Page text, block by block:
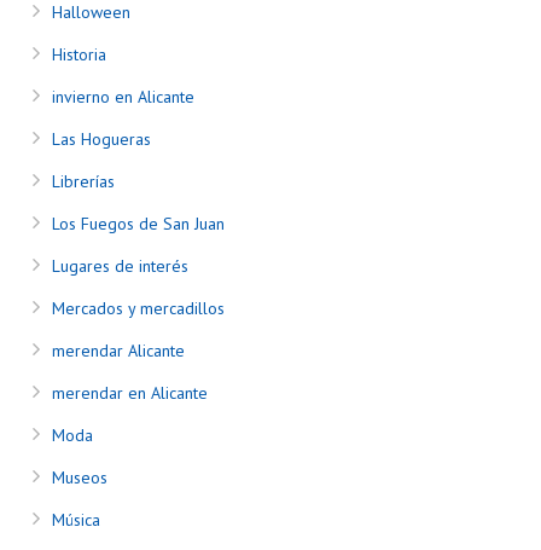
Halloween
Historia
invierno en Alicante
Las Hogueras
Librerías
Los Fuegos de San Juan
Lugares de interés
Mercados y mercadillos
merendar Alicante
merendar en Alicante
Moda
Museos
Música